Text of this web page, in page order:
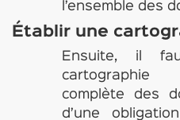
l’ensemble des
Établir une
Ensuite, il
complète des
d’une